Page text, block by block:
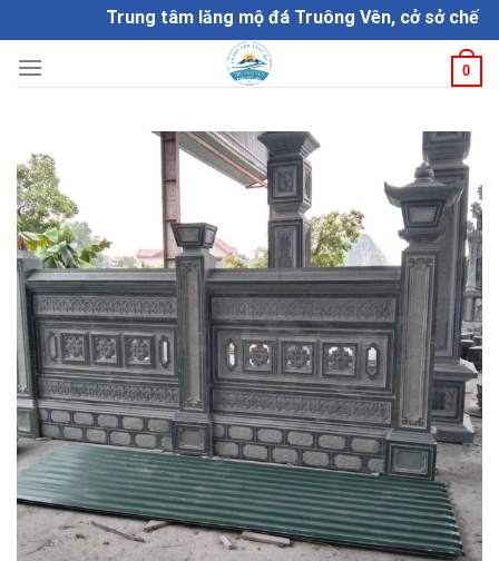
to
content
Trung tâm lăng mộ đá Truông Vên, cở sở chế
0